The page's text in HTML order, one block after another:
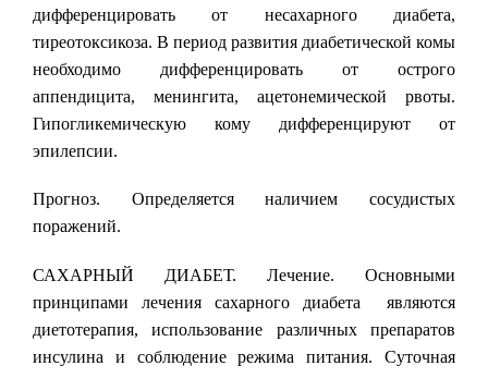
дифференцировать от несахарного диабета,
тиреотоксикоза. В период развития диабетической комы
необходимо дифференцировать от острого
аппендицита, менингита, ацетонемической рвоты.
Гипогликемическую кому дифференцируют от
эпилепсии.
Прогноз. Определяется наличием сосудистых
поражений.
САХАРНЫЙ ДИАБЕТ. Лечение. Основными
принципами лечения сахарного диабета являются
диетотерапия, использование различных препаратов
инсулина и соблюдение режима питания. Суточная